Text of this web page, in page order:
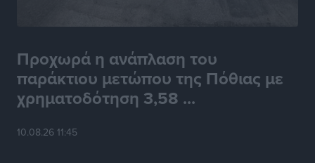
Προχωρά η ανάπλαση του
παράκτιου μετώπου της Πόθιας με
χρηματοδότηση 3,58 ...
10.08.26 11:45